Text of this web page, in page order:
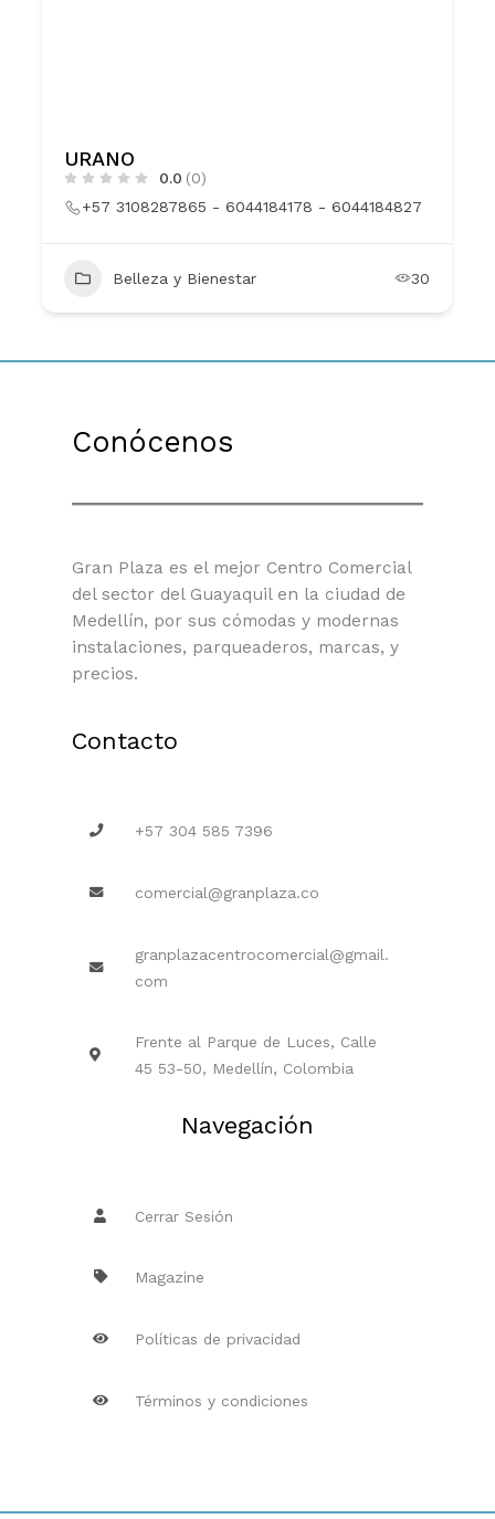
URANO
0.0 (0)
+57 3108287865 - 6044184178 - 6044184827
Belleza y Bienestar 30
Conócenos
Gran Plaza es el mejor Centro Comercial
del sector del Guayaquil en la ciudad de
Medellín, por sus cómodas y modernas
instalaciones, parqueaderos, marcas, y
precios.
Contacto
+57 304 585 7396
comercial@granplaza.co
granplazacentrocomercial@gmail.
com
Frente al Parque de Luces, Calle
45 53-50, Medellín, Colombia
Navegación
Cerrar Sesión
Magazine
Políticas de privacidad
Términos y condiciones